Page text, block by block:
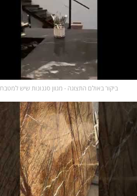
ביקור באולם התצוגה - מגוון סגנונות שיש למטבח